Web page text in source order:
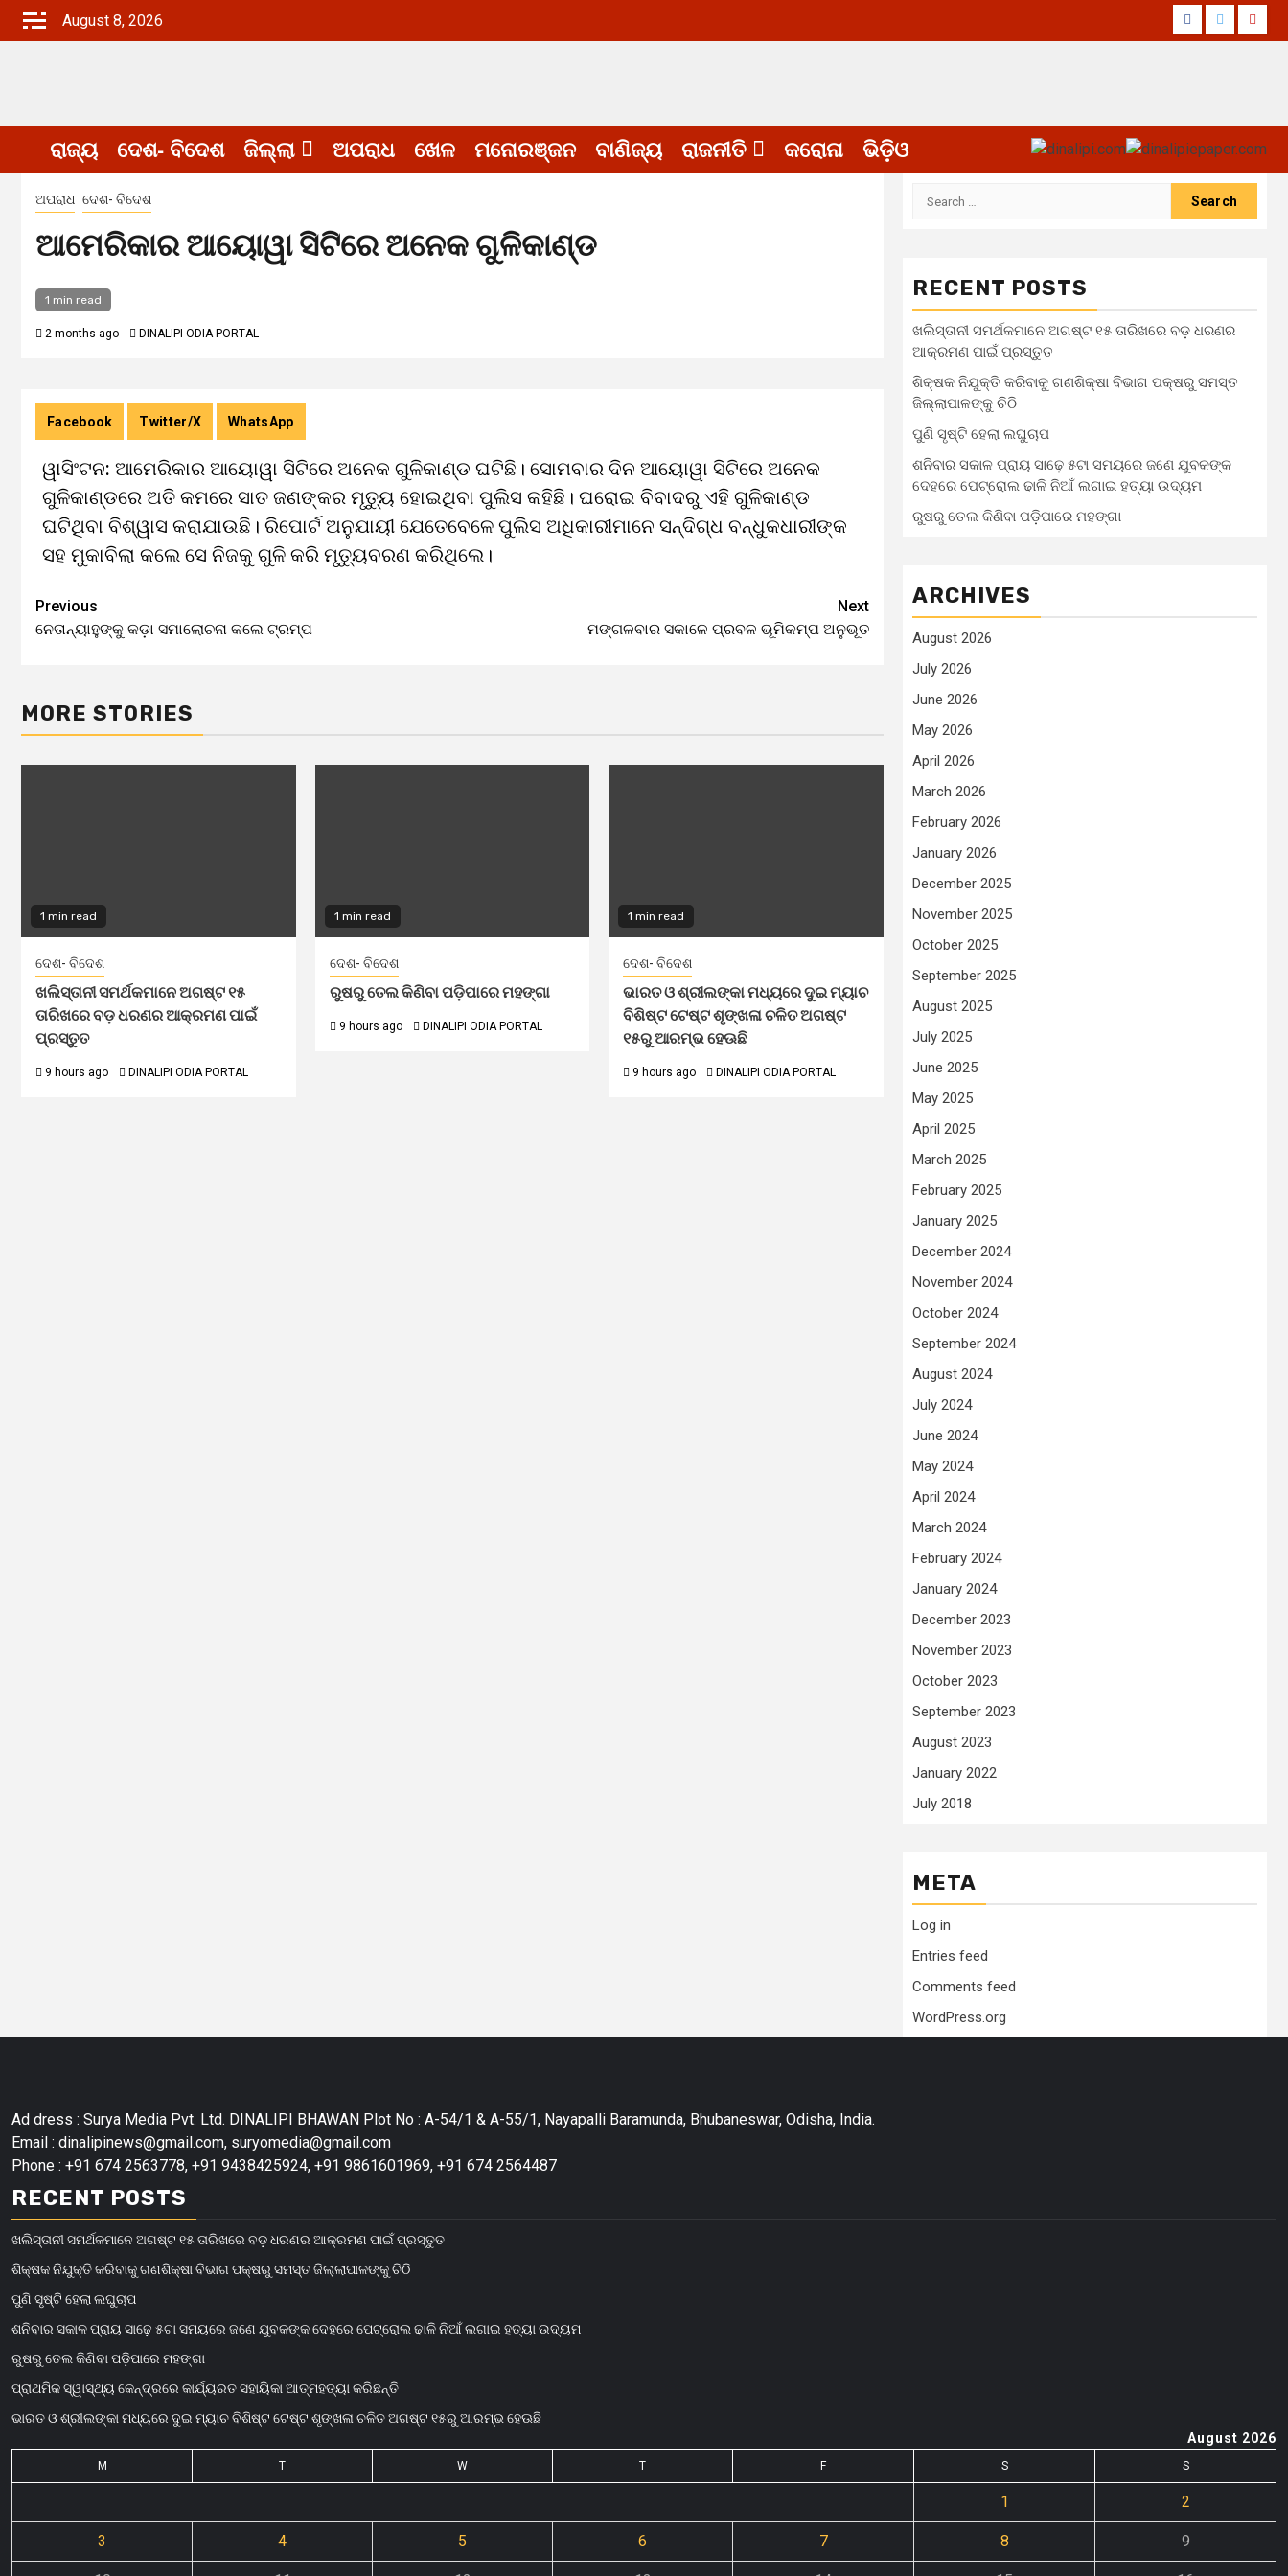
Skip
August 8, 2026 Facebook
Twitter
ରାଜ୍ୟ ଦେଶ- ବିଦେଶ ଜିଲ୍ଲା ଅପରାଧ ଖେଳ ମନୋରଞ୍ଜନ ବାଣିଜ୍ୟ ରାଜନୀତି କରୋନା ଭିଡ଼ିଓ
ଅପରାଧ ଦେଶ- ବିଦେଶ
ଆମେରିକାର ଆୟୋୱା ସିଟିରେ ଅନେକ ଗୁଳିକାଣ୍ଡ
1 min read
2 months ago DINALIPI ODIA PORTAL
Facebook Twitter/X WhatsApp
ୱାସିଂଟନ: ଆମେରିକାର ଆୟୋୱା ସିଟିରେ ଅନେକ ଗୁଳିକାଣ୍ଡ ଘଟିଛି। ସୋମବାର ଦିନ ଆୟୋୱା ସିଟିରେ ଅନେକ
ଗୁଳିକାଣ୍ଡରେ ଅତି କମରେ ସାତ ଜଣଙ୍କର ମୃତ୍ୟୁ ହୋଇଥିବା ପୁଲିସ କହିଛି। ଘରୋଇ ବିବାଦରୁ ଏହି ଗୁଳିକାଣ୍ଡ
ଘଟିଥିବା ବିଶ୍ୱାସ କରାଯାଉଛି। ରିପୋର୍ଟ ଅନୁଯାୟୀ ଯେତେବେଳେ ପୁଲିସ ଅଧିକାରୀମାନେ ସନ୍ଦିଗ୍ଧ ବନ୍ଧୁକଧାରୀଙ୍କ
ସହ ମୁକାବିଲା କଲେ ସେ ନିଜକୁ ଗୁଳି କରି ମୃତ୍ୟୁବରଣ କରିଥିଲେ।
Continue
Reading
Previous
ନେତାନ୍ୟାହୁଙ୍କୁ କଡ଼ା ସମାଲୋଚନା କଲେ ଟ୍ରମ୍ପ
Next
ମଙ୍ଗଳବାର ସକାଳେ ପ୍ରବଳ ଭୂମିକମ୍ପ ଅନୁଭୂତ
MORE STORIES
1 min read
ଦେଶ- ବିଦେଶ
ଖଲିସ୍ତାନୀ ସମର୍ଥକମାନେ ଅଗଷ୍ଟ ୧୫
ତାରିଖରେ ବଡ଼ ଧରଣର ଆକ୍ରମଣ ପାଇଁ
ପ୍ରସ୍ତୁତ
9 hours ago DINALIPI ODIA PORTAL
1 min read
ଦେଶ- ବିଦେଶ
ରୁଷରୁ ତେଲ କିଣିବା ପଡ଼ିପାରେ ମହଙ୍ଗା
9 hours ago DINALIPI ODIA PORTAL
1 min read
ଦେଶ- ବିଦେଶ
ଭାରତ ଓ ଶ୍ରୀଲଙ୍କା ମଧ୍ୟରେ ଦୁଇ ମ୍ୟାଚ
ବିଶିଷ୍ଟ ଟେଷ୍ଟ ଶୃଙ୍ଖଳା ଚଳିତ ଅଗଷ୍ଟ
୧୫ରୁ ଆରମ୍ଭ ହେଊଛି
9 hours ago DINALIPI ODIA PORTAL
Search
RECENT POSTS
ଖଲିସ୍ତାନୀ ସମର୍ଥକମାନେ ଅଗଷ୍ଟ ୧୫ ତାରିଖରେ ବଡ଼ ଧରଣର
ଆକ୍ରମଣ ପାଇଁ ପ୍ରସ୍ତୁତ
ଶିକ୍ଷକ ନିଯୁକ୍ତି କରିବାକୁ ଗଣଶିକ୍ଷା ବିଭାଗ ପକ୍ଷରୁ ସମସ୍ତ
ଜିଲ୍ଲାପାଳଙ୍କୁ ଚିଠି
ପୁଣି ସୃଷ୍ଟି ହେଲା ଲଘୁଚାପ
ଶନିବାର ସକାଳ ପ୍ରାୟ ସାଢ଼େ ୫ଟା ସମୟରେ ଜଣେ ଯୁବକଙ୍କ
ଦେହରେ ପେଟ୍ରୋଲ ଢାଳି ନିଆଁ ଲଗାଇ ହତ୍ୟା ଉଦ୍ୟମ
ରୁଷରୁ ତେଲ କିଣିବା ପଡ଼ିପାରେ ମହଙ୍ଗା
ARCHIVES
August 2026
July 2026
June 2026
May 2026
April 2026
March 2026
February 2026
January 2026
December 2025
November 2025
October 2025
September 2025
August 2025
July 2025
June 2025
May 2025
April 2025
March 2025
February 2025
January 2025
December 2024
November 2024
October 2024
September 2024
August 2024
July 2024
June 2024
May 2024
April 2024
March 2024
February 2024
January 2024
December 2023
November 2023
October 2023
September 2023
August 2023
January 2022
July 2018
META
Log in
Entries feed
Comments feed
WordPress.org
Ad dress : Surya Media Pvt. Ltd. DINALIPI BHAWAN Plot No : A-54/1 & A-55/1, Nayapalli Baramunda, Bhubaneswar, Odisha, India.
Email : dinalipinews@gmail.com, suryomedia@gmail.com
Phone : +91 674 2563778, +91 9438425924, +91 9861601969, +91 674 2564487
RECENT POSTS
ଖଲିସ୍ତାନୀ ସମର୍ଥକମାନେ ଅଗଷ୍ଟ ୧୫ ତାରିଖରେ ବଡ଼ ଧରଣର ଆକ୍ରମଣ ପାଇଁ ପ୍ରସ୍ତୁତ
ଶିକ୍ଷକ ନିଯୁକ୍ତି କରିବାକୁ ଗଣଶିକ୍ଷା ବିଭାଗ ପକ୍ଷରୁ ସମସ୍ତ ଜିଲ୍ଲାପାଳଙ୍କୁ ଚିଠି
ପୁଣି ସୃଷ୍ଟି ହେଲା ଲଘୁଚାପ
ଶନିବାର ସକାଳ ପ୍ରାୟ ସାଢ଼େ ୫ଟା ସମୟରେ ଜଣେ ଯୁବକଙ୍କ ଦେହରେ ପେଟ୍ରୋଲ ଢାଳି ନିଆଁ ଲଗାଇ ହତ୍ୟା ଉଦ୍ୟମ
ରୁଷରୁ ତେଲ କିଣିବା ପଡ଼ିପାରେ ମହଙ୍ଗା
ପ୍ରାଥମିକ ସ୍ୱାସ୍ଥ୍ୟ କେନ୍ଦ୍ରରେ କାର୍ଯ୍ୟରତ ସହାୟିକା ଆତ୍ମହତ୍ୟା କରିଛନ୍ତି
ଭାରତ ଓ ଶ୍ରୀଲଙ୍କା ମଧ୍ୟରେ ଦୁଇ ମ୍ୟାଚ ବିଶିଷ୍ଟ ଟେଷ୍ଟ ଶୃଙ୍ଖଳା ଚଳିତ ଅଗଷ୍ଟ ୧୫ରୁ ଆରମ୍ଭ ହେଊଛି
August 2026
M T W T F S S
1 2
3 4 5 6 7 8 9